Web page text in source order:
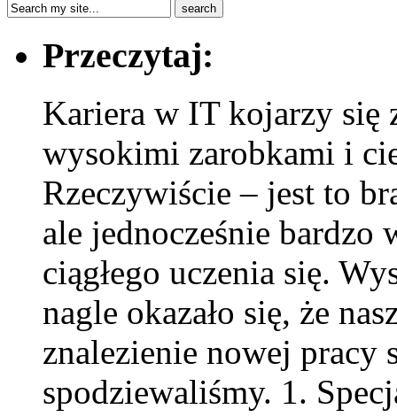
Przeczytaj:
Kariera w IT kojarzy się
wysokimi zarobkami i
Rzeczywiście – jest to
ale jednocześnie bardzo
ciągłego uczenia się.
nagle okazało się, że
znalezienie nowej pracy
spodziewaliśmy. 1.